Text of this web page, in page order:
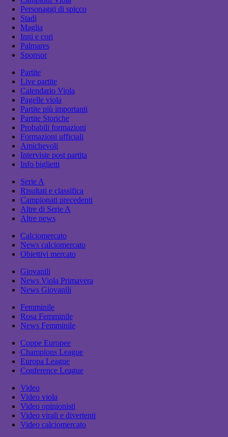
Personaggi di spicco
Stadi
Maglia
Inni e cori
Palmares
Sponsor
Partite
Live partite
Calendario Viola
Pagelle viola
Partite più importanti
Partite Storiche
Probabili formazioni
Formazioni ufficiali
Amichevoli
Interviste post partita
Info biglietti
Serie A
Risultati e classifica
Campionati precedenti
Altre di Serie A
Altre news
Calciomercato
News calciomercato
Obiettivi mercato
Giovanili
News Viola Primavera
News Giovanili
Femminile
Rosa Femminile
News Femminile
Coppe Europee
Champions League
Europa League
Conference League
Video
Video viola
Video opinionisti
Video virali e divertenti
Video calciomercato